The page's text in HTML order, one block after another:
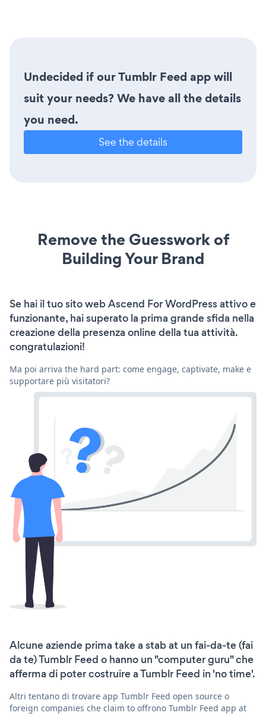
Undecided if our Tumblr Feed app will
suit your needs? We have all the details
you need.
See the details
Remove the Guesswork of
Building Your Brand
Se hai il tuo sito web Ascend For WordPress attivo e
funzionante, hai superato la prima grande sfida nella
creazione della presenza online della tua attività.
congratulazioni!
Ma poi arriva the hard part: come engage, captivate, make e
supportare più visitatori?
Alcune aziende prima take a stab at un fai-da-te (fai
da te) Tumblr Feed o hanno un "computer guru" che
afferma di poter costruire a Tumblr Feed in 'no time'.
Altri tentano di trovare app Tumblr Feed open source o
foreign companies che claim to offrono Tumblr Feed app at